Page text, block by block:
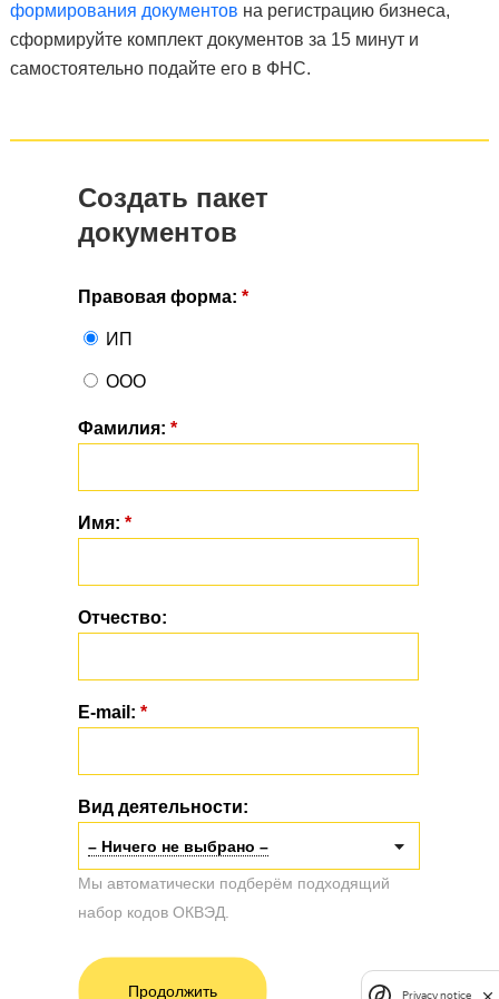
формирования документов на регистрацию бизнеса,
сформируйте комплект документов за 15 минут и
самостоятельно подайте его в ФНС.
Создать пакет
документов
Правовая форма:*
ИП
ООО
Фамилия:*
Имя:*
Отчество:
E-mail:*
Вид деятельности:
– Ничего не выбрано –
Мы автоматически подберём подходящий
набор кодов ОКВЭД.
Продолжить Privacy notice